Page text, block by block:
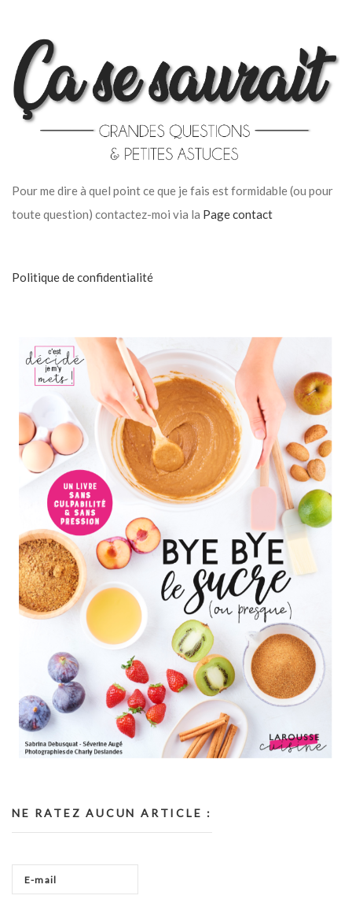
Pour me dire à quel point ce que je fais est formidable (ou pour
toute question) contactez-moi via la Page contact
Politique de confidentialité
NE RATEZ AUCUN ARTICLE :